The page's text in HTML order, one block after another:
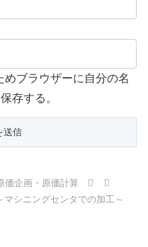
ブラウザーに自分の名
存する。
価企画・原価計算
マシニングセンタでの加工～